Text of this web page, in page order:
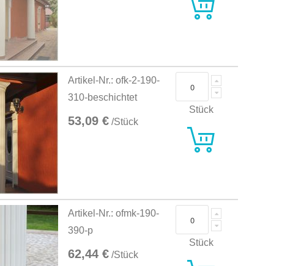
Artikel-Nr.: ofk-2-190-
310-beschichtet
53,09 € /Stück
Stück
Artikel-Nr.: ofmk-190-
390-p
62,44 € /Stück
Stück